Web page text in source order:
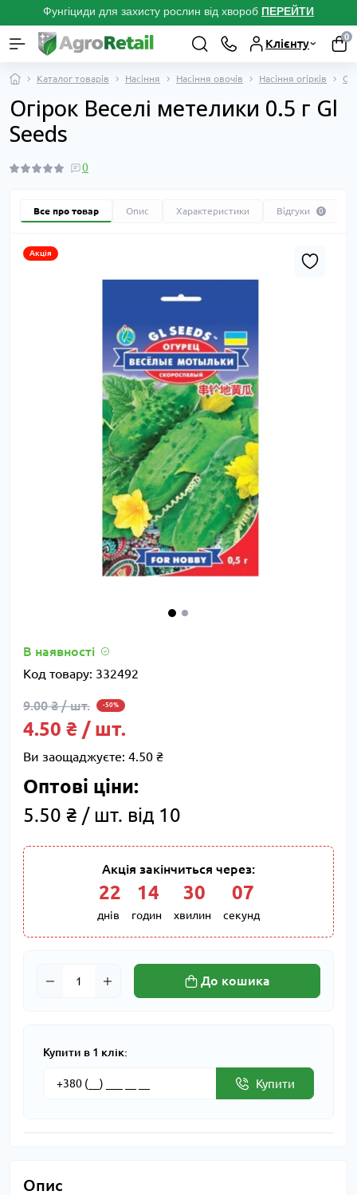
Фунгіциди для захисту рослин від хвороб ПЕРЕЙТИ
Клієнту
0
Каталог товарів Насіння Насіння овочів Насіння огірків
Огірок Веселі метелики 0.5 г Gl
Seeds
0
Все про товар Опис Характеристики Відгуки 0
Акція
В наявності
Код товару: 332492
9.00 ₴ / шт. -50%
4.50 ₴ / шт.
Ви заощаджуєте: 4.50 ₴
Оптові ціни:
5.50 ₴ / шт. від 10
Акція закінчиться через:
22
днів
14
годин
30
хвилин
06
секунд
До кошика
Купити в 1 клік:
Купити
Опис